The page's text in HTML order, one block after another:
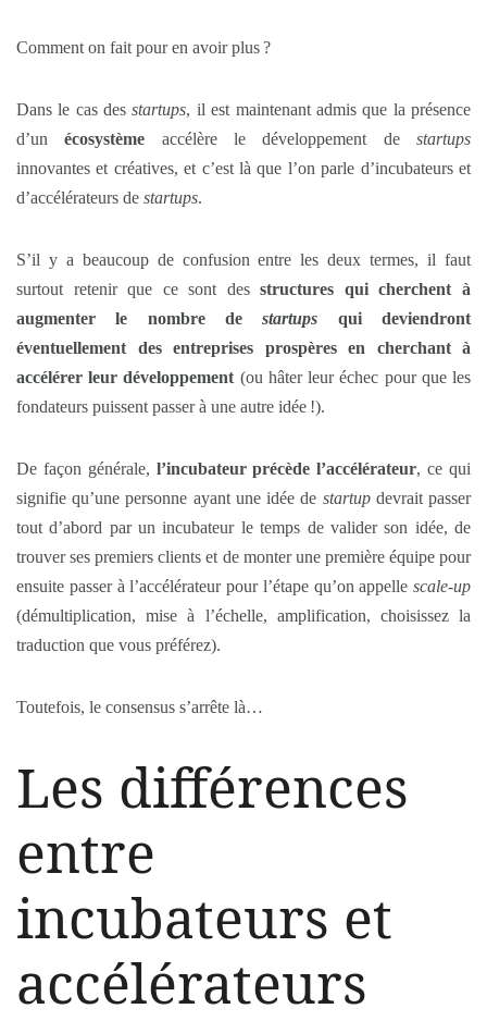
Comment on fait pour en avoir plus ?
Dans le cas desstartups, il est maintenant admis que la présence
d’unécosystème accélère le développement destartups
innovantes et créatives, et c’est là que l’on parle d’incubateurs et
d’accélérateurs de startups.
S’il y a beaucoup de confusion entre les deux termes, il faut
surtout retenir que ce sont desstructures qui cherchent à
augmenter le nombre destartups qui deviendront
éventuellement des entreprises prospères en cherchant à
accélérer leur développement (ou hâter leur échec pour que les
fondateurs puissent passer à une autre idée !).
De façon générale, l’incubateur précède l’accélérateur, ce qui
signifie qu’une personne ayant une idée de startupdevrait passer
tout d’abord par un incubateur le temps de valider son idée, de
trouver ses premiers clients et de monter une première équipe pour
ensuite passer à l’accélérateur pour l’étape qu’on appelle scale-up
(démultiplication, mise à l’échelle, amplification, choisissez la
traduction que vous préférez).
Toutefois, le consensus s’arrête là…
Les différences
entre
incubateurs et
accélérateurs